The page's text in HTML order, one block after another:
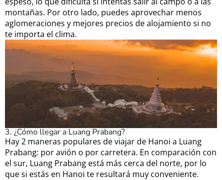
montañas. Por otro lado, puedes aprovechar menos
aglomeraciones y mejores precios de alojamiento si no
te importa el clima.
3. ¿Cómo llegar a Luang Prabang?
Hay 2 maneras populares de viajar de Hanoi a Luang
Prabang: por avión o por carretera. En comparación con
el sur, Luang Prabang está más cerca del norte, por lo
que si estás en Hanoi te resultará muy conveniente.